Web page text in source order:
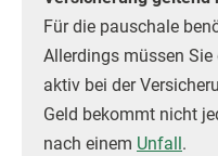
Für die pauschale
Allerdings müssen
aktiv bei der
Geld bekommt nicht
nach einem Unfall.